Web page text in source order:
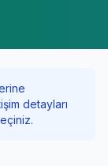
detayları